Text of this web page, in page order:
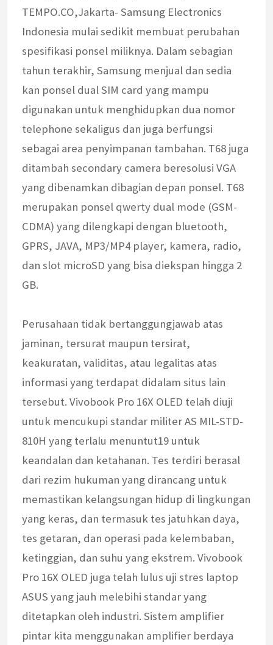
TEMPO.CO,Jakarta- Samsung Electronics
Indonesia mulai sedikit membuat perubahan
spesifikasi ponsel miliknya. Dalam sebagian
tahun terakhir, Samsung menjual dan sedia
kan ponsel dual SIM card yang mampu
digunakan untuk menghidupkan dua nomor
telephone sekaligus dan juga berfungsi
sebagai area penyimpanan tambahan. T68 juga
ditambah secondary camera beresolusi VGA
yang dibenamkan dibagian depan ponsel. T68
merupakan ponsel qwerty dual mode (GSM-
CDMA) yang dilengkapi dengan bluetooth,
GPRS, JAVA, MP3/MP4 player, kamera, radio,
dan slot microSD yang bisa diekspan hingga 2
GB.
Perusahaan tidak bertanggungjawab atas
jaminan, tersurat maupun tersirat,
keakuratan, validitas, atau legalitas atas
informasi yang terdapat didalam situs lain
tersebut. Vivobook Pro 16X OLED telah diuji
untuk mencukupi standar militer AS MIL-STD-
810H yang terlalu menuntut19 untuk
keandalan dan ketahanan. Tes terdiri berasal
dari rezim hukuman yang dirancang untuk
memastikan kelangsungan hidup di lingkungan
yang keras, dan termasuk tes jatuhkan daya,
tes getaran, dan operasi pada kelembaban,
ketinggian, dan suhu yang ekstrem. Vivobook
Pro 16X OLED juga telah lulus uji stres laptop
ASUS yang jauh melebihi standar yang
ditetapkan oleh industri. Sistem amplifier
pintar kita menggunakan amplifier berdaya